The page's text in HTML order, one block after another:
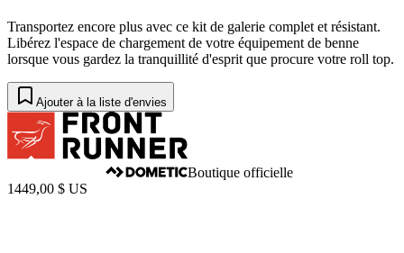
Transportez encore plus avec ce kit de galerie complet et résistant.
Libérez l'espace de chargement de votre équipement de benne
lorsque vous gardez la tranquillité d'esprit que procure votre roll top.
Ajouter à la liste d'envies
Boutique officielle
1449,00 $ US